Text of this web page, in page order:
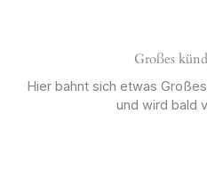
Großes
Hier bahnt sich etwas
und wird bald